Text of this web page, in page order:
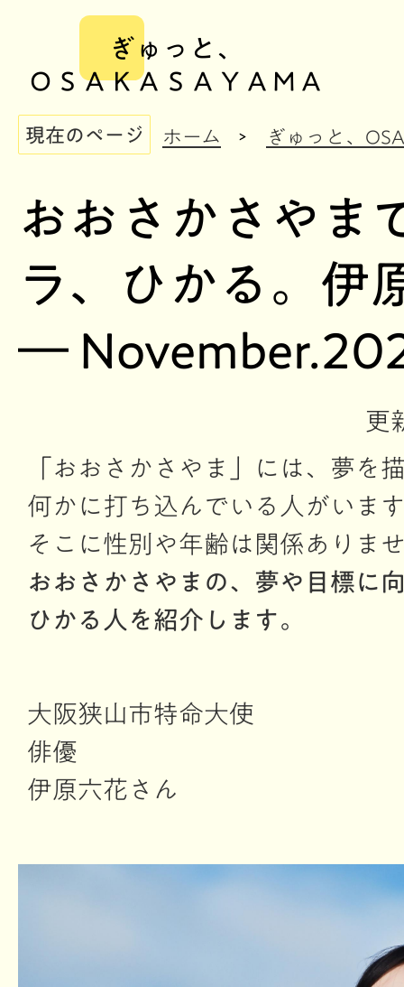
ぎゅっと、
ＯＳＡＫＡＳＡＹＡＭＡ
現在のページ ホーム ぎゅっと、
おおさかさやま
ラ、ひかる。伊
―
更
「おおさかさやま」には、夢を
何かに打ち込んでいる人がいま
そこに性別や年齢は関係ありま
おおさかさやまの、夢や目標に
ひかる人を紹介します。
大阪狭山市特命大使
俳優
伊原六花さん